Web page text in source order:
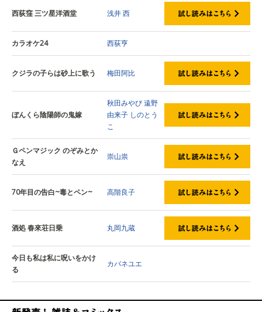
西荻窪 三ツ星洋酒堂 浅井 西
カラオケ24 西荻亨
クジラの子らは砂上に歌う 梅田阿比
ぼんくら陰陽師の鬼嫁
秋田みやび遠野
由来子 しのとう
こ
Ｇペンマジック のぞみとか
なえ
崇山祟
70年目の告白~毒とペン~ 高階良子
酒処 春來荘日乗 丸岡九蔵
今日も私は私に呪いをかけ
る
カバネユエ